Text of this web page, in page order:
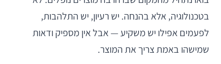
בטכנולוגיה, אלא בהנחה. יש רעיון, יש התלהבות,
לפעמים אפילו יש משקיע — אבל אין מספיק ודאות
שמישהו באמת צריך את המוצר.